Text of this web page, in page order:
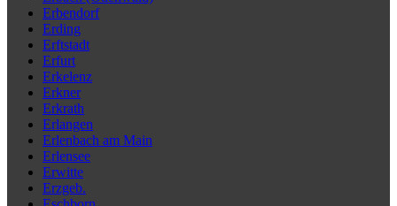
Erbendorf
Erding
Erftstadt
Erfurt
Erkelenz
Erkner
Erkrath
Erlangen
Erlenbach am Main
Erlensee
Erwitte
Erzgeb.